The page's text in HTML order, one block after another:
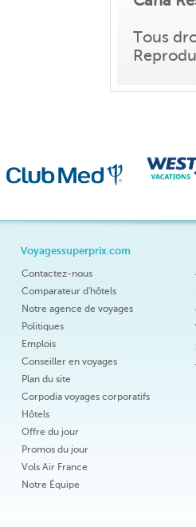
Tous
Voyagessuperprix.com
Contactez-nous
Comparateur d'hôtels
Notre agence de voyages
Politiques
Emplois
Conseiller en voyages
Plan du site
Corpodia voyages corporatifs
Hôtels
Offre du jour
Promos du jour
Vols Air France
Notre Équipe